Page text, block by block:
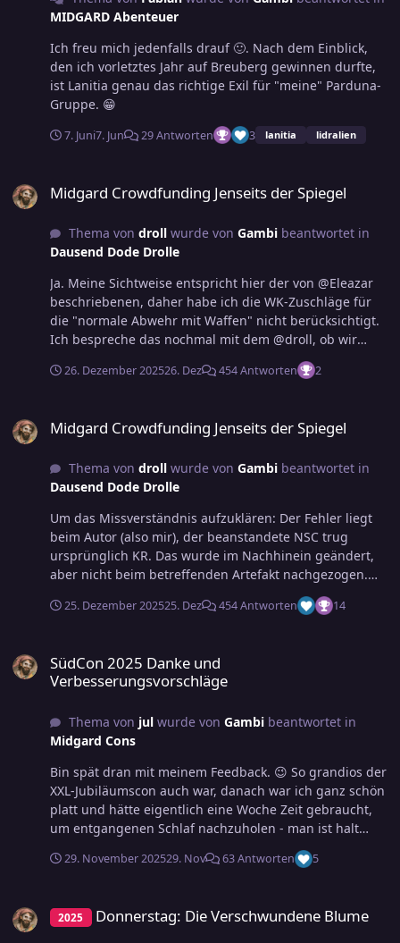
MIDGARD Abenteuer
Ich freu mich jedenfalls drauf 🙂. Nach dem Einblick,
den ich vorletztes Jahr auf Breuberg gewinnen durfte,
ist Lanitia genau das richtige Exil für "meine" Parduna-
Gruppe. 😁
7. Juni7. Jun 29 Antworten 3 lanitia lidralien
Midgard Crowdfunding Jenseits der Spiegel
Thema von drollwurde von Gambibeantwortet in
Dausend Dode Drolle
Ja. Meine Sichtweise entspricht hier der von @Eleazar
beschriebenen, daher habe ich die WK-Zuschläge für
die "normale Abwehr mit Waffen" nicht berücksichtigt.
Ich bespreche das nochmal mit dem @droll, ob wir
dabei bleiben oder das ändern. Die NSC wurden mit
MOAM erstellt, die angegebenen Boni (ohne
dann beim Übertrag und bei der Berücksichtigung der
diese gilt es jetzt zu korrigieren. Ich hoffe, dass es nicht
zu viele sind, wäre mir peinlich. ;-)
26. Dezember 202526. Dez 454 Antworten 2
Midgard Crowdfunding Jenseits der Spiegel
Thema von drollwurde von Gambibeantwortet in
Dausend Dode Drolle
Um das Missverständnis aufzuklären: Der Fehler liegt
beim Autor (also mir), der beanstandete NSC trug
ursprünglich KR. Das wurde im Nachhinein geändert,
aber nicht beim betreffenden Artefakt nachgezogen.
Wird korrigiert. ;-) Danke für's Feedback und viele
Grüße! Gambi
25. Dezember 202525. Dez 454 Antworten 14
SüdCon 2025 Danke und
Verbesserungsvorschläge
Thema von julwurde von Gambibeantwortet in
Midgard Cons
Bin spät dran mit meinem Feedback. 😉 So grandios der
XXL-Jubiläumscon auch war, danach war ich ganz schön
platt und hätte eigentlich eine Woche Zeit gebraucht,
um entgangenen Schlaf nachzuholen - man ist halt
Arbeit (derzeit eher ein Thema für die FU-Hotline) stand
anschließen👍, sowohl als Orga-Mitglied (Nachtwächter
29. November 202529. Nov 63 Antworten 5
2025 Donnerstag: Die Verschwundene Blume